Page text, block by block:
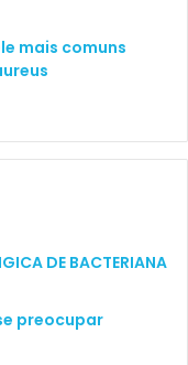
mais comuns
DE BACTERIANA
preocupar